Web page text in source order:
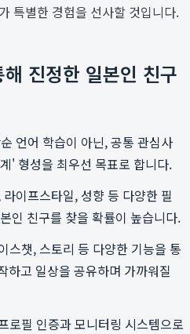
특별한 경험을 선사할 것입니다.
진정한 일본인 친구
언어 학습이 아닌, 공통 관심사
' 형성을 최우선 목표로 합니다.
라이프스타일, 성향 등 다양한 필
인 친구를 찾을 확률이 높습니다.
스챗, 스토리 등 다양한 기능을 통
하고 일상을 공유하며 가까워질
로필 인증과 모니터링 시스템으로